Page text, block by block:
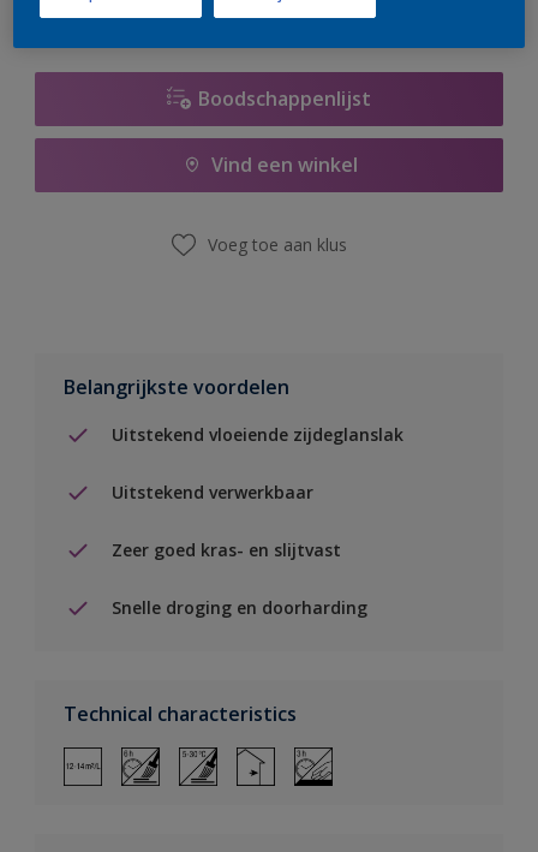
Boodschappenlijst
Vind een winkel
Voeg toe aan klus
Belangrijkste voordelen
Uitstekend vloeiende zijdeglanslak
Uitstekend verwerkbaar
Zeer goed kras- en slijtvast
Snelle droging en doorharding
Technical characteristics